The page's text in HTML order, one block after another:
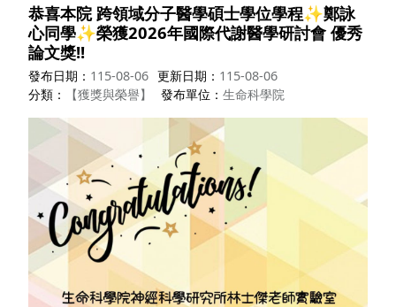
恭喜本院 跨領域分子醫學碩士學位學程✨鄭詠
心同學✨榮獲2026年國際代謝醫學研討會 優秀
論文獎!!
發布日期 115-08-06 更新日期
115-08-06
分類
【獲獎與榮譽】 發布單位 生命科學院